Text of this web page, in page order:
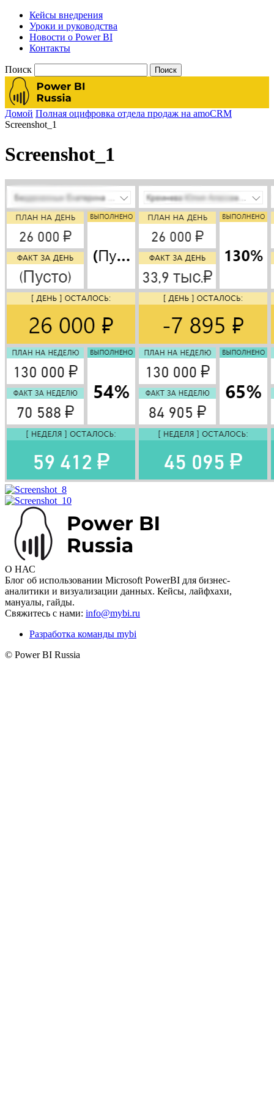
Кейсы внедрения
Уроки и руководства
Новости о Power BI
Контакты
Поиск
Домой Полная оцифровка отдела продаж на amoCRM
Screenshot_1
Screenshot_1
О НАС
Блог об использовании Microsoft PowerBI для бизнес-
аналитики и визуализации данных. Кейсы, лайфхахи,
мануалы, гайды.
Свяжитесь с нами: info@mybi.ru
Разработка команды mybi
© Power BI Russia